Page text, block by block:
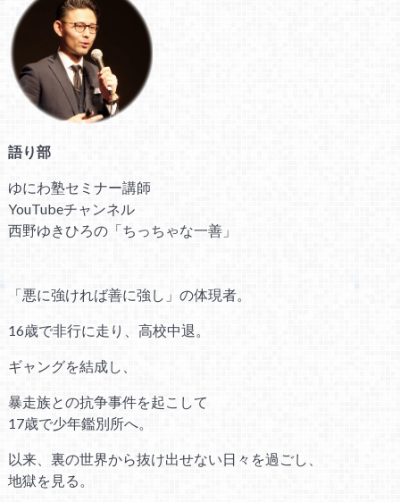
語り部
ゆにわ塾セミナー講師
YouTubeチャンネル
西野ゆきひろの「ちっちゃな一善」
「悪に強ければ善に強し」の体現者。
16歳で非行に走り、高校中退。
ギャングを結成し、
暴走族との抗争事件を起こして
17歳で少年鑑別所へ。
以来、裏の世界から抜け出せない日々を過ごし、
地獄を見る。